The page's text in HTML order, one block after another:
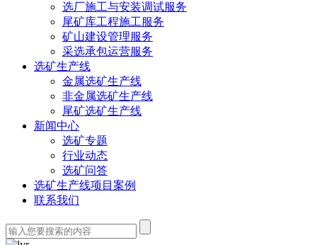
选厂施工与安装调试服务
尾矿库工程施工服务
矿山建设管理服务
采选承包运营服务
选矿生产线
金属选矿生产线
非金属选矿生产线
尾矿选矿生产线
新闻中心
选矿专题
行业动态
选矿问答
选矿生产线项目案例
联系我们